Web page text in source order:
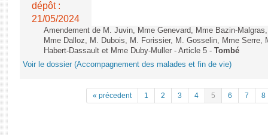
dépôt :
21/05/2024
Amendement de M. Juvin, Mme Genevard, Mme Bazin-
Mme Dalloz, M. Dubois, M. Forissier, M. Gosselin, Mme Serre,
Habert-Dassault et Mme Duby-Muller - Article 5 - Tombé
Voir le dossier (Accompagnement des malades et fin de vie)
« précedent 1 2 3 4 5 6 7 8